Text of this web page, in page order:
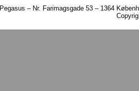
Pegasus – Nr. Farimagsgade 53 – 1364